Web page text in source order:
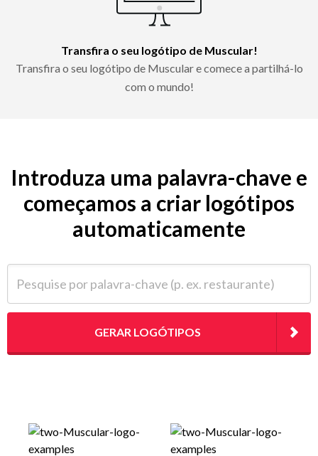
Transfira o seu logótipo de Muscular!
Transfira o seu logótipo de Muscular e comece a partilhá-lo
com o mundo!
Introduza uma palavra-chave e
começamos a criar logótipos
automaticamente
GERAR LOGÓTIPOS